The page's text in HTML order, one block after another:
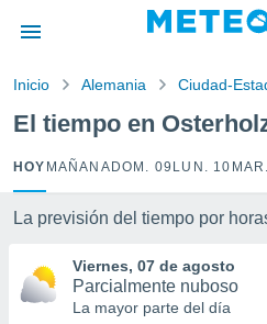
por
para
que se
calidad.
a este
y
Inicio Alemania Ciudad-
El tiempo en
HOY MAÑANA DOM. 09 LUN. 10
La previsión del tiempo por
Viernes, 07 de agosto
Parcialmente nuboso
La mayor parte del día